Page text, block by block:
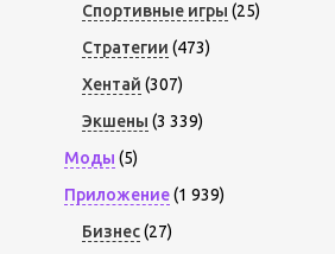
Спортивные игры (25)
Стратегии (473)
Хентай (307)
Экшены (3 339)
Моды (5)
Приложение(1 939)
Бизнес(27)